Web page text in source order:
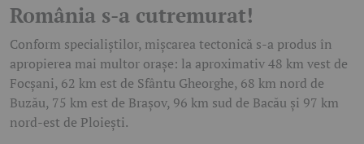
România s-a cutremurat!
Conform specialiștilor, mișcarea tectonică s-a produs în
apropierea mai multor orașe: la aproximativ 48 km vest de
Focșani, 62 km est de Sfântu Gheorghe, 68 km nord de
Buzău, 75 km est de Brașov, 96 km sud de Bacău și 97 km
nord-est de Ploiești.